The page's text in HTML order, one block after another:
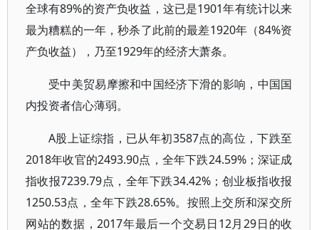
全球有89%的资产负收益，这已是1901年有统计以来
最为糟糕的一年，秒杀了此前的最差1920年（84%资
产负收益），乃至1929年的经济大萧条。
受中美贸易摩擦和中国经济下滑的影响，中国国
内投资者信心薄弱。
A股上证综指，已从年初3587点的高位，下跌至
2018年收官的2493.90点，全年下跌24.59%；深证成
指收报7239.79点，全年下跌34.42%；创业板指收报
1250.53点，全年下跌28.65%。按照上交所和深交所
网站的数据，2017年最后一个交易日12月29日的收